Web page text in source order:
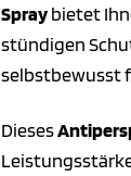
Spraybietet
stündigen
selbstbewusst
Dieses